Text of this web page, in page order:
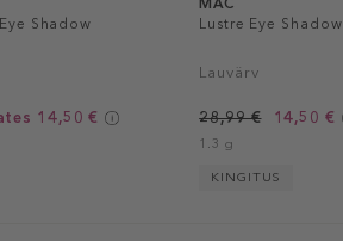
Shadow
14,50 €
Lustre Eye Shadow
Lauvärv
28,99 € 14,50 €
1.3 g
KINGITUS